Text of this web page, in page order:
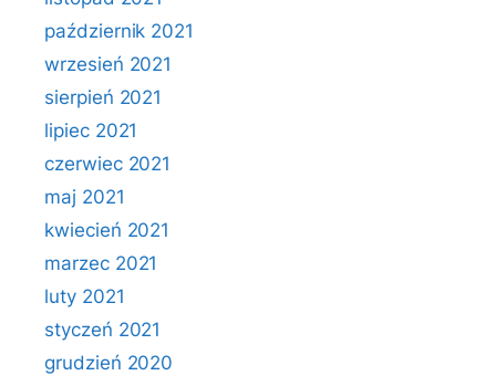
październik 2021
wrzesień 2021
sierpień 2021
lipiec 2021
czerwiec 2021
maj 2021
kwiecień 2021
marzec 2021
luty 2021
styczeń 2021
grudzień 2020